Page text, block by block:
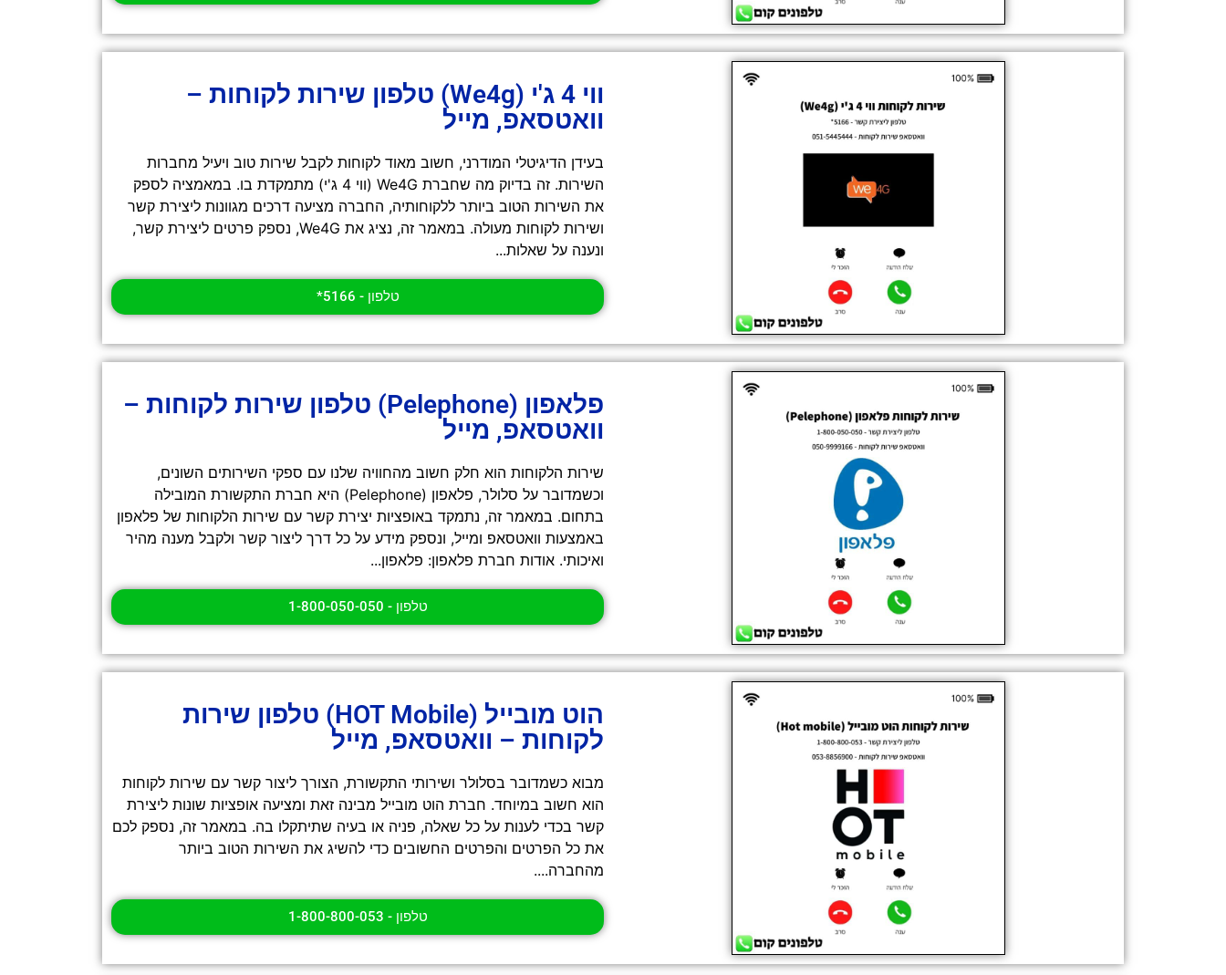
ווי 4 ג'י (We4g) טלפון שירות לקוחות –
וואטסאפ, מייל
בעידן הדיגיטלי המודרני, חשוב מאוד לקוחות לקבל שירות טוב ויעיל מחברות
השירות. זה בדיוק מה שחברת We4G (ווי 4 ג'י) מתמקדת בו. במאמציה לספק
את השירות הטוב ביותר ללקוחותיה, החברה מציעה דרכים מגוונות ליצירת קשר
ושירות לקוחות מעולה. במאמר זה, נציג את We4G, נספק פרטים ליצירת קשר,
ונענה על שאלות...
טלפון - 5166*
פלאפון (Pelephone) טלפון שירות לקוחות –
וואטסאפ, מייל
שירות הלקוחות הוא חלק חשוב מהחוויה שלנו עם ספקי השירותים השונים,
וכשמדובר על סלולר, פלאפון (Pelephone) היא חברת התקשורת המובילה
בתחום. במאמר זה, נתמקד באופציות יצירת קשר עם שירות הלקוחות של פלאפון
באמצעות וואטסאפ ומייל, ונספק מידע על כל דרך ליצור קשר ולקבל מענה מהיר
ואיכותי. אודות חברת פלאפון: פלאפון...
טלפון - 1-800-050-050
הוט מובייל (HOT Mobile) טלפון שירות
לקוחות – וואטסאפ, מייל
מבוא כשמדובר בסלולר ושירותי התקשורת, הצורך ליצור קשר עם שירות לקוחות
הוא חשוב במיוחד. חברת הוט מובייל מבינה זאת ומציעה אופציות שונות ליצירת
קשר בכדי לענות על כל שאלה, פניה או בעיה שתיתקלו בה. במאמר זה, נספק לכם
את כל הפרטים והפרטים החשובים כדי להשיג את השירות הטוב ביותר
מהחברה....
טלפון - 1-800-800-053